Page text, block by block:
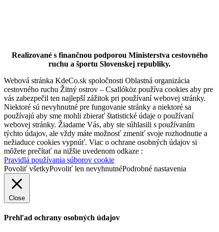
Realizované s finančnou podporou Ministerstva cestovného
ruchu a športu Slovenskej republiky.
Webová stránka KdeCo.sk spoločnosti Oblastná organizácia
cestovného ruchu Žitný ostrov – Csallóköz používa cookies aby pre
vás zabezpečil ten najlepší zážitok pri používaní webovej stránky.
Niektoré sú nevyhnutné pre fungovanie stránky a niektoré sa
používajú aby sme mohli zbierať štatistické údaje o používaní
webovej stránky. Žiadame Vás, aby ste súhlasili s používaním
týchto údajov, ale vždy máte možnosť zmeniť svoje rozhodnutie a
nežiaduce cookies vypnúť. Viac o ochrane osobných údajov si
môžete prečítať na nižšie uvedenom odkaze :
Pravidlá používania súborov cookie
Povoliť všetkyPovoliť len nevyhnutnéPodrobné nastavenia
Close
Prehľad ochrany osobných údajov